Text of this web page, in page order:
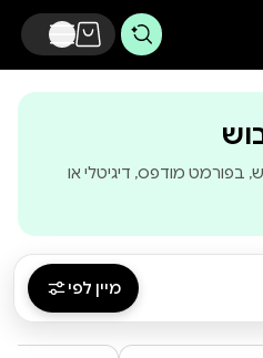
בפורמט מודפס, דיגיטלי או
מיין לפי